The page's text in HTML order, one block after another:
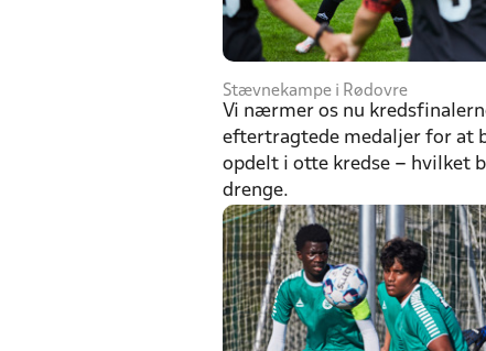
Stævnekampe i Rødovre
Vi nærmer os nu
eftertragtede medaljer for at
opdelt i otte kredse – hvilket
drenge.